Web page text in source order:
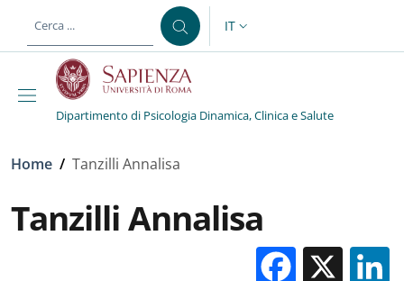
al contenuto principale
SELETTORE LINGUA:
IT
Dipartimento di Psicologia Dinamica, Clinica e Salute
Briciole di pane
Home / Tanzilli Annalisa
Tanzilli Annalisa
X